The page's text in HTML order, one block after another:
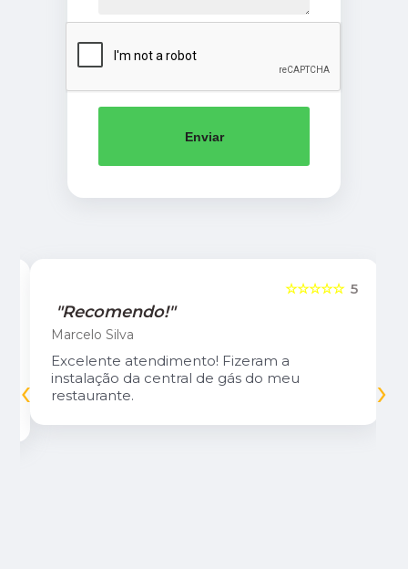
Enviar
5
☆☆☆☆☆
"Recomendo!"
Marcelo Silva
Excelente atendimento! Fizeram a
instalação da central de gás do meu
restaurante.
‹ ›